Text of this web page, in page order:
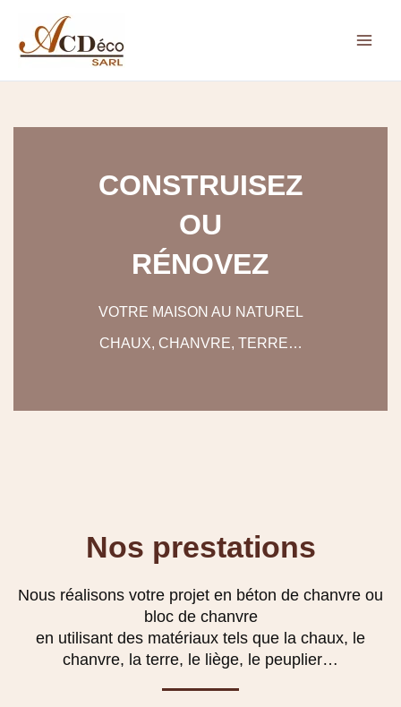
contenu
CONSTRUISEZ
OU
RÉNOVEZ
VOTRE MAISON AU NATUREL
CHAUX, CHANVRE, TERRE…
Nos prestations
Nous réalisons votre projet en béton de chanvre ou
bloc de chanvre
en utilisant des matériaux tels que la chaux, le
chanvre, la terre, le liège, le peuplier…